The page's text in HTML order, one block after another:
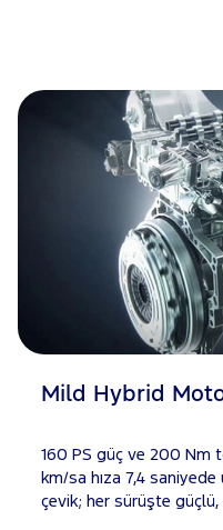
Mild Hybrid
160 PS güç ve 200 Nm
km/sa hıza 7,4
çevik; her sürüşte güçlü,